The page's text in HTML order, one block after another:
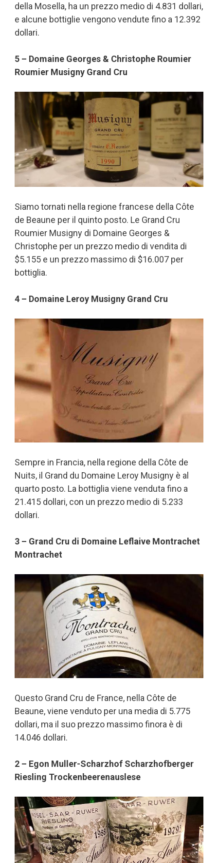
della Mosella, ha un prezzo medio di 4.831 dollari,
e alcune bottiglie vengono vendute fino a 12.392
dollari.
5 – Domaine Georges & Christophe Roumier
Roumier Musigny Grand Cru
Siamo tornati nella regione francese della Côte
de Beaune per il quinto posto. Le Grand Cru
Roumier Musigny di Domaine Georges &
Christophe per un prezzo medio di vendita di
$5.155 e un prezzo massimo di $16.007 per
bottiglia.
4 – Domaine Leroy Musigny Grand Cru
Sempre in Francia, nella regione della Côte de
Nuits, il Grand du Domaine Leroy Musigny è al
quarto posto. La bottiglia viene venduta fino a
21.415 dollari, con un prezzo medio di 5.233
dollari.
3 – Grand Cru di Domaine Leflaive Montrachet
Montrachet
Questo Grand Cru de France, nella Côte de
Beaune, viene venduto per una media di 5.775
dollari, ma il suo prezzo massimo finora è di
14.046 dollari.
2 – Egon Muller-Scharzhof Scharzhofberger
Riesling Trockenbeerenauslese